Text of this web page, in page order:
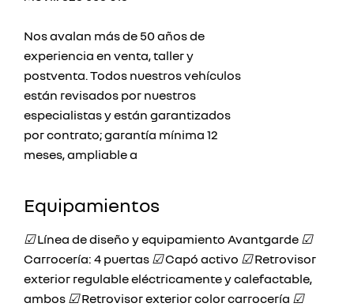
Nos avalan más de 50 años de
experiencia en venta, taller y
postventa. Todos nuestros vehículos
están revisados por nuestros
especialistas y están garantizados
por contrato; garantía mínima 12
meses, ampliable a
Equipamientos
☑Línea de diseño y equipamiento Avantgarde ☑
Carrocería: 4 puertas ☑Capó activo ☑Retrovisor
exterior regulable eléctricamente y calefactable,
ambos ☑Retrovisor exterior color carrocería ☑